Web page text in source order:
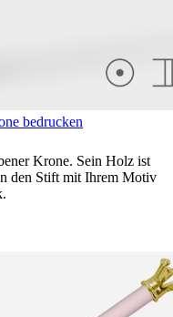
bedrucken
Krone. Sein Holz ist
den Stift mit Ihrem Motiv